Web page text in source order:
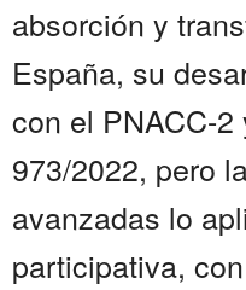
absorción y
España, su
con el PNACC-
973/2022, pero
avanzadas lo
participativa,